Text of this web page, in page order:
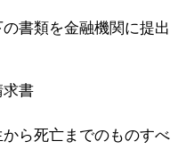
書類を金融機関に提出
求書
ら死亡までのものすべ